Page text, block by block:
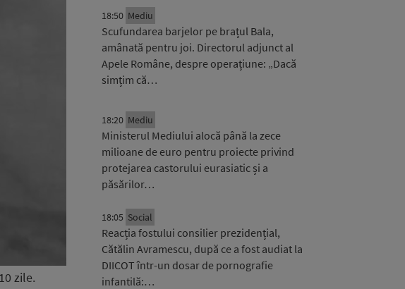
zile.
18:50 Mediu
Scufundarea barjelor pe brațul Bala,
amânată pentru joi. Directorul adjunct al
Apele Române, despre operațiune: „Dacă
simțim că…
18:20 Mediu
Ministerul Mediului alocă până la zece
milioane de euro pentru proiecte privind
protejarea castorului eurasiatic și a
păsărilor…
18:05 Social
Reacția fostului consilier prezidențial,
Cătălin Avramescu, după ce a fost audiat la
DIICOT într-un dosar de pornografie
infantilă:…